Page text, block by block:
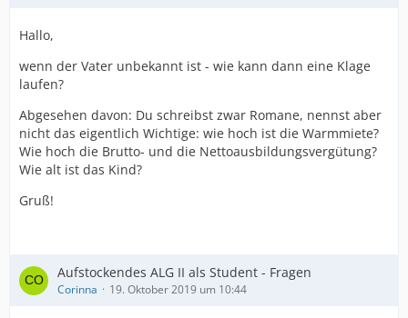
Hallo,
wenn der Vater unbekannt ist - wie kann dann eine Klage
laufen?
Abgesehen davon: Du schreibst zwar Romane, nennst aber
nicht das eigentlich Wichtige: wie hoch ist die Warmmiete?
Wie hoch die Brutto- und die Nettoausbildungsvergütung?
Wie alt ist das Kind?
Gruß!
Aufstockendes ALG II als Student - Fragen
Corinna 19. Oktober 2019 um 10:44